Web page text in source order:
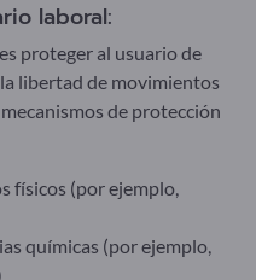
laboral:
proteger al usuario de
libertad de movimientos
de protección
físicos (por ejemplo,
químicas (por ejemplo,